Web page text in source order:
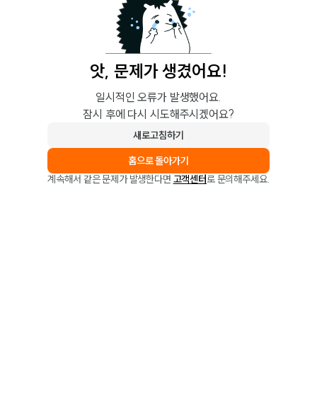
앗, 문제가 생겼어요!
일시적인 오류가 발생했어요.
잠시 후에 다시 시도해주시겠어요?
새로고침하기
홈으로 돌아가기
계속해서 같은 문제가 발생한다면 고객센터로 문의해주세요.